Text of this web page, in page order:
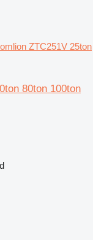
ZTC251V 25ton
80ton 100ton